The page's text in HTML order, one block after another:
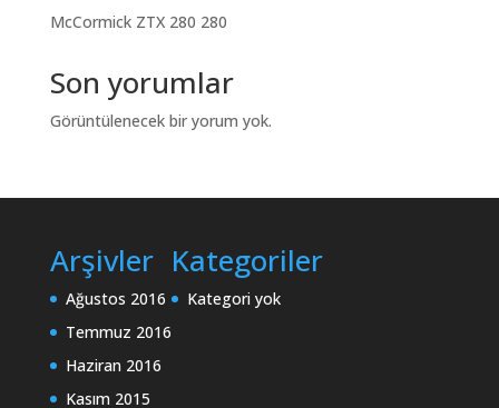
McCormick ZTX 280 280
Son yorumlar
Görüntülenecek bir yorum yok.
Arşivler
Ağustos 2016
Temmuz 2016
Haziran 2016
Kasım 2015
Kategoriler
Kategori yok